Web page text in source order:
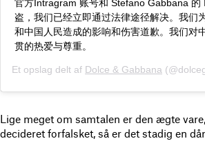
官方Intragram 账号和 Stefano Gabbana 的
盗，我们已经立即通过法律途径解决。我们
和中国人民造成的影响和伤害道歉。我们对
贯的热爱与尊重。
Et opslag delt af Dolce & Gabbana
Lige meget om samtalen er den ægte
decideret forfalsket, så er det stadig en